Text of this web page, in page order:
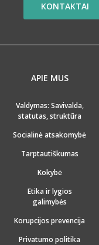
KONTAKTAI
APIE MUS
Valdymas: Savivalda,
statutas, struktūra
Socialinė atsakomybė
Tarptautiškumas
Kokybė
Etika ir lygios
galimybės
Korupcijos prevencija
Privatumo politika